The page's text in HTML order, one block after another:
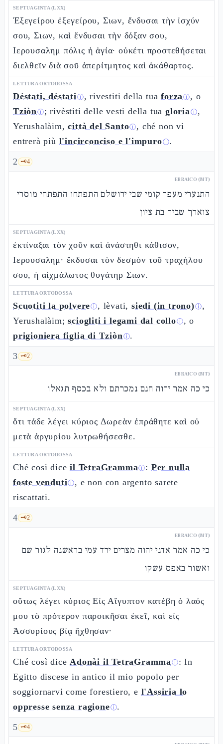
SEPTUAGINTA (LXX)
Ἐξεγείρου ἐξεγείρου, Σιων, ἔνδυσαι τὴν ἰσχύν
σου, Σιων, καὶ ἔνδυσαι τὴν δόξαν σου,
Ιερουσαλημ πόλις ἡ ἁγία· οὐκέτι προστεθήσεται
διελθεῖν διὰ σοῦ ἀπερίτμητος καὶ ἀκάθαρτος.
LETTURA ORTODOSSA
Déstati, déstatiⓘ, rivestiti della tuaforzaⓘ, o
Tziònⓘ; rivèstiti delle vesti della tuagloriaⓘ,
Yerushalàim,città del Santoⓘ, ché non vi
entrerà più l'incirconciso e l'impuroⓘ.
2 🗝️4
EBRAICO (MT)
התנערי מעפר קומי שבי ירושלם התפתחו התפתחי מוסרי
צוארך שביה בת ציון
SEPTUAGINTA (LXX)
ἐκτίναξαι τὸν χοῦν καὶ ἀνάστηθι κάθισον,
Ιερουσαλημ· ἔκδυσαι τὸν δεσμὸν τοῦ τραχήλου
σου, ἡ αἰχμάλωτος θυγάτηρ Σιων.
LETTURA ORTODOSSA
Scuotiti la polvereⓘ, lèvati,siedi (in trono)ⓘ,
Yerushalàim;sciogliti i legami dal colloⓘ, o
prigioniera figlia di Tziònⓘ.
3 🗝️2
EBRAICO (MT)
כי כה אמר יהוה חנם נמכרתם ולא בכסף תגאלו
SEPTUAGINTA (LXX)
ὅτι τάδε λέγει κύριος Δωρεὰν ἐπράθητε καὶ οὐ
μετὰ ἀργυρίου λυτρωθήσεσθε.
LETTURA ORTODOSSA
Ché così diceil TetraGrammaⓘ: Per nulla
foste vendutiⓘ, e non con argento sarete
riscattati.
4 🗝️2
EBRAICO (MT)
כי כה אמר אדני יהוה מצרים ירד עמי בראשנה לגור שם
ואשור באפס עשקו
SEPTUAGINTA (LXX)
οὕτως λέγει κύριος Εἰς Αἴγυπτον κατέβη ὁ λαός
μου τὸ πρότερον παροικῆσαι ἐκεῖ, καὶ εἰς
Ἀσσυρίους βίᾳ ἤχθησαν·
LETTURA ORTODOSSA
Ché così diceAdonài il TetraGrammaⓘ: In
Egitto discese in antico il mio popolo per
soggiornarvi come forestiero, e l'Assiria lo
oppresse senza ragioneⓘ.
5 🗝️4